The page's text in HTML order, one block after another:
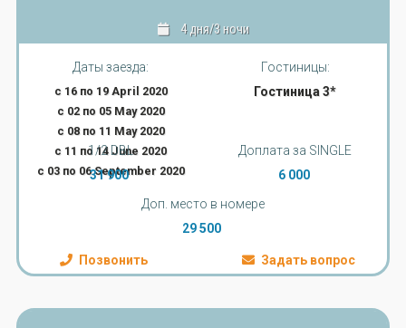
4 дня/3 ночи
Даты заезда:
с 16 по 19 April 2020
с 02 по 05 May 2020
с 08 по 11 May 2020
с 11 по 14 June 2020
с 03 по 06 September 2020
Гостиницы:
Гостиница 3*
1/2 DBL
31 900
Доплата за SINGLE
6 000
Доп. место в номере
29 500
Позвонить Задать вопрос